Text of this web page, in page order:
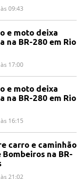
09:43
e moto deixa
na BR-280 em Rio
17:00
e moto deixa
na BR-280 em Rio
16:15
carro e caminhão
na BR-
21:02